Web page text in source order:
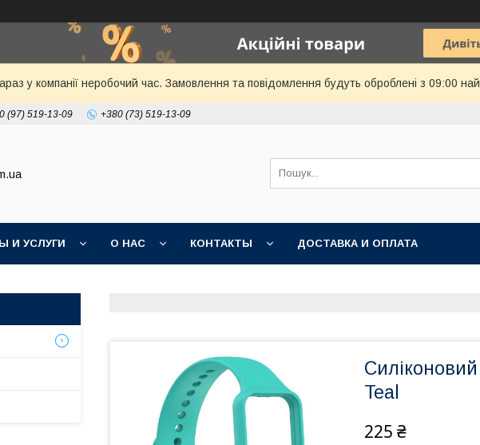
у компанії неробочий час. Замовлення та повідомлення будуть оброблені з 09:00
(97) 519-13-09 +380 (73) 519-13-09
И УСЛУГИ О НАС КОНТАКТЫ ДОСТАВКА И ОПЛАТА
Teal
225 ₴